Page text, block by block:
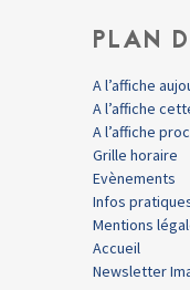
PLAN
A l’affiche
A l’affiche
A l’affiche
Grille horaire
Evènements
Infos
Mentions
Accueil
Newsletter